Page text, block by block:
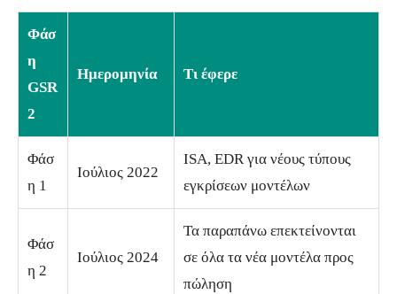
Φάσ
η
GSR
2
Ημερομηνία Τι έφερε
Φάσ
η 1
Ιούλιος 2022
ISA, EDR για νέους τύπους
εγκρίσεων μοντέλων
Φάσ
η 2
Ιούλιος 2024
Τα παραπάνω επεκτείνονται
σε όλα τα νέα μοντέλα προς
πώληση